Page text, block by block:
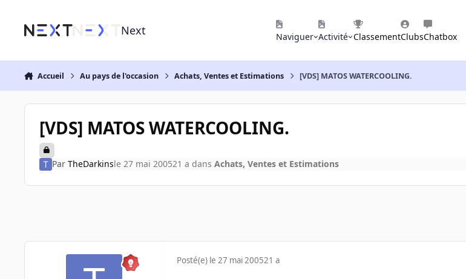
Next Naviguer Activité ClassementClubsChatbox
Accueil Au pays de l'occasion Achats, Ventes et Estimations [VDS] MATOS WATERCOOLING.
[VDS] MATOS WATERCOOLING.
Par TheDarkinsle 27 mai 200521 a dans Achats, Ventes et Estimations
Posté(e) le 27 mai 200521 a